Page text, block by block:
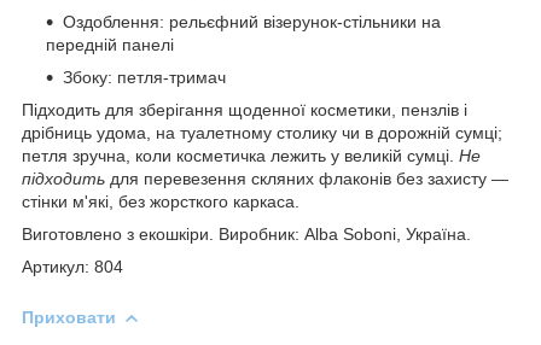
Оздоблення: рельєфний візерунок-стільники на
передній панелі
Збоку: петля-тримач
Підходить для зберігання щоденної косметики, пензлів і
дрібниць удома, на туалетному столику чи в дорожній сумці;
петля зручна, коли косметичка лежить у великій сумці. Не
підходить для перевезення скляних флаконів без захисту —
стінки м'які, без жорсткого каркаса.
Виготовлено з екошкіри. Виробник: Alba Soboni, Україна.
Артикул: 804
Приховати